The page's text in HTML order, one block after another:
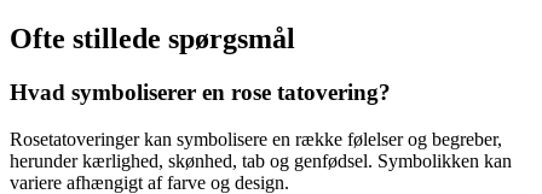
Ofte stillede spørgsmål
Hvad symboliserer en rose tatovering?
Rosetatoveringer kan symbolisere en række følelser og begreber,
herunder kærlighed, skønhed, tab og genfødsel. Symbolikken kan
variere afhængigt af farve og design.